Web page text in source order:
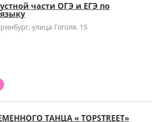
части ОГЭ и ЕГЭ по
улица Гоголя, 15
ТАНЦА « TOPSTREET»